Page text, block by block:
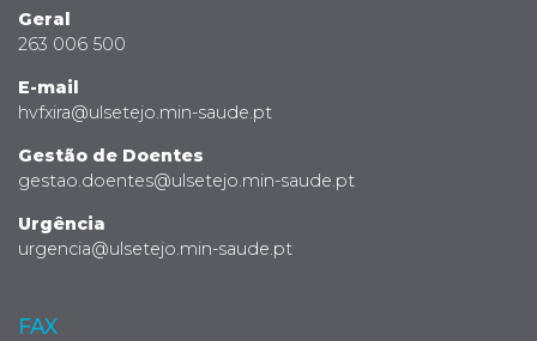
Geral
263 006 500
E-mail
hvfxira@ulsetejo.min-saude.pt
Gestão de Doentes
gestao.doentes@ulsetejo.min-saude.pt
Urgência
urgencia@ulsetejo.min-saude.pt
FAX